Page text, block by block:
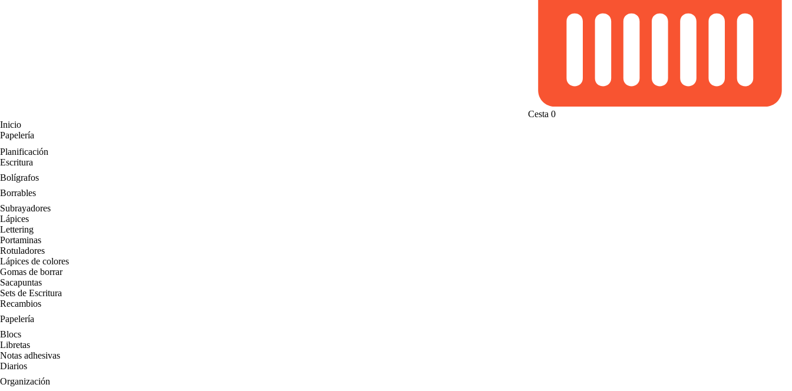
Cesta 0
Inicio
Papelería
Planificación
Escritura
Bolígrafos
Borrables
Subrayadores
Lápices
Lettering
Portaminas
Rotuladores
Lápices de colores
Gomas de borrar
Sacapuntas
Sets de Escritura
Recambios
Papelería
Blocs
Libretas
Notas adhesivas
Diarios
Organización